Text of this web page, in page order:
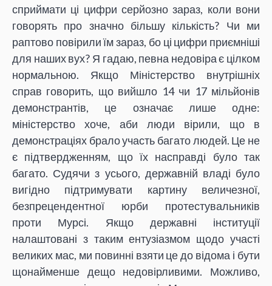
сприймати ці цифри серйозно зараз, коли вони
говорять про значно більшу кількість? Чи ми
раптово повірили їм зараз, бо ці цифри приємніші
для наших вух? Я гадаю, певна недовіра є цілком
нормальною. Якщо Міністерство внутрішніх
справ говорить, що вийшло 14 чи 17 мільйонів
демонстрантів, це означає лише одне:
міністерство хоче, аби люди вірили, що в
демонстраціях брало участь багато людей. Це не
є підтвердженням, що їх насправді було так
багато. Судячи з усього, державній владі було
вигідно підтримувати картину величезної,
безпрецендентної юрби протестувальників
проти Мурсі. Якщо державні інституції
налаштовані з таким ентузіазмом щодо участі
великих мас, ми повинні взяти це до відома і бути
щонайменше дещо недовірливими. Можливо,